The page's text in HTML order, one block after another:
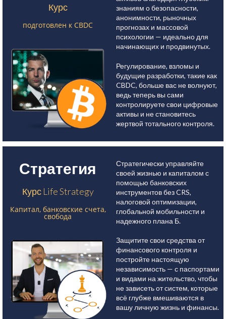
Курс
подготовлен к CBDC
знаниям о безопасности,
анонимности, рыночных
прогнозах и массовой
психологии — идеально для
начинающих и продвинутых.
Регулирование, взломы и
будущие разработки, такие как
CBDC, больше вас не волнуют,
ведь теперь вы сами
контролируете свои цифровые
активы и не становитесь
жертвой тотального контроля.
Стратегия
Курс Life Strategy
Капитал, банковские счета,
свобода
Стратегически управляйте
своей жизнью и капиталом с
помощью банковских
инструментов без CRS,
налоговой оптимизации,
глобальной мобильности и
надежного плана Б.
Защитите свои средства от
финансового контроля и
постройте настоящую
независимость — с паспортами
и видами на жительство, чтобы
не зависеть от систем, которые
всё глубже вмешиваются в
вашу личную жизнь и финансы.